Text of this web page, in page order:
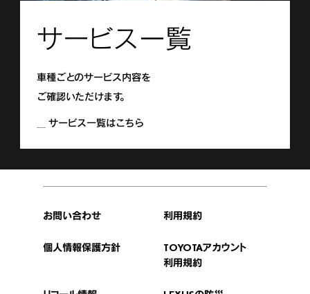
サービス一覧
車種ごとのサービス内容を
ご確認いただけます。
サービス一覧はこちら
お問い合わせ 利用規約
個人情報保護方針
TOYOTAアカウント
利用規約